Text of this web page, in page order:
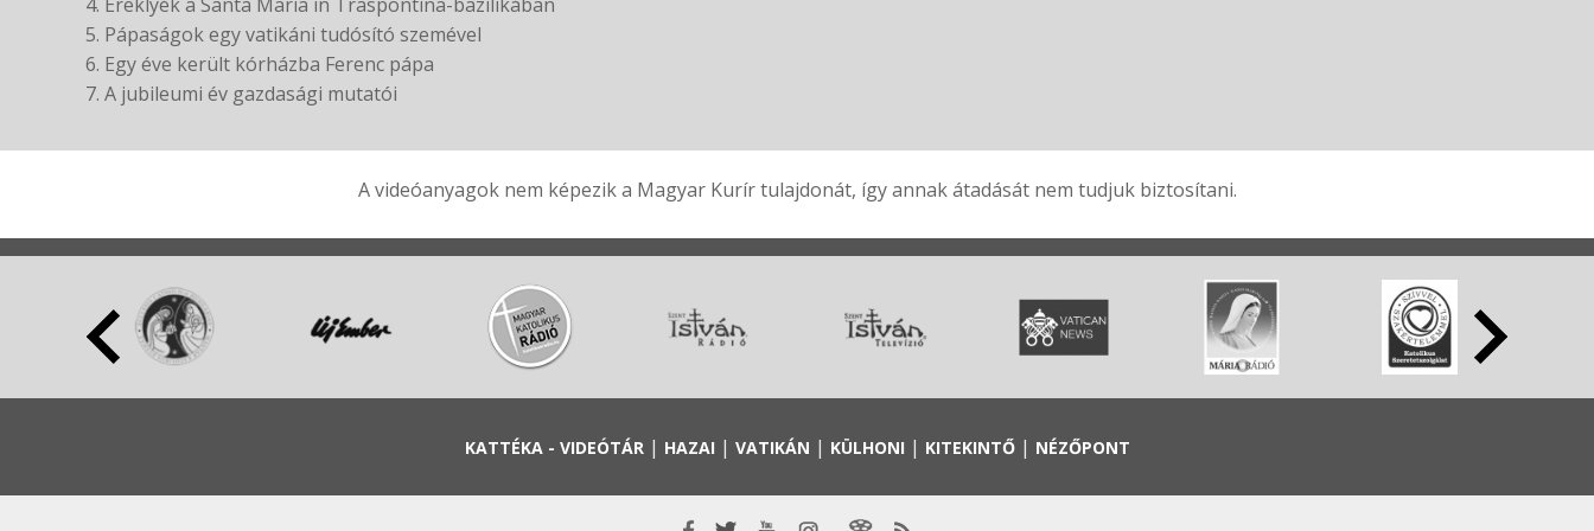
5. Pápaságok egy vatikáni tudósító szemével
6. Egy éve került kórházba Ferenc pápa
7. A jubileumi év gazdasági mutatói
A videóanyagok nem képezik a Magyar Kurír tulajdonát, így annak átadását nem tudjuk biztosítani.
KATTÉKA - VIDEÓTÁR| HAZAI | VATIKÁN | KÜLHONI | KITEKINTŐ| NÉZŐPONT